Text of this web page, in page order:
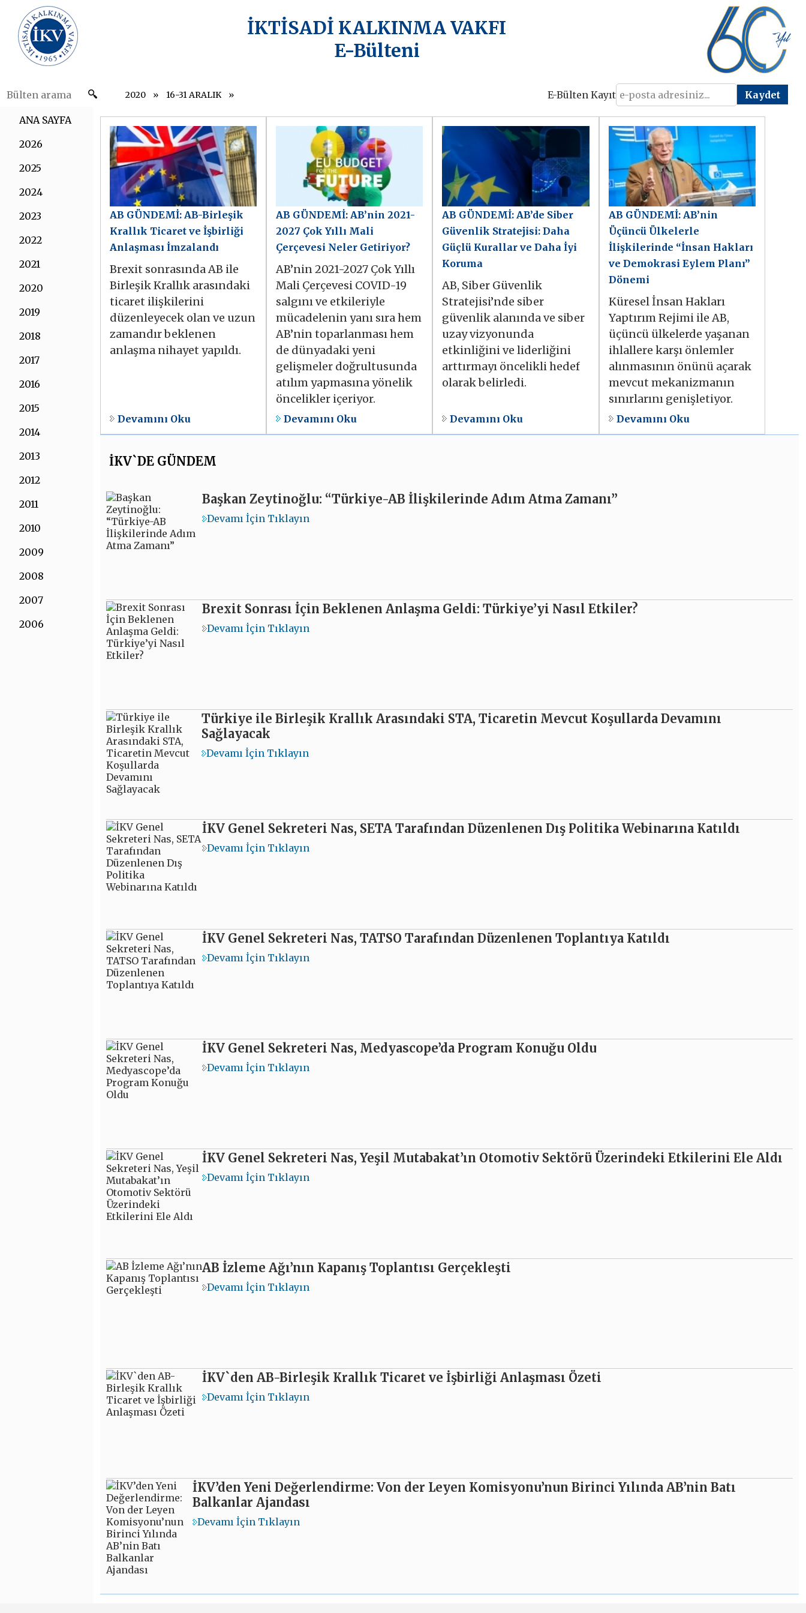
İKTİSADİ KALKINMA VAKFI
E-Bülteni
2020 16-31 ARALIK E-Bülten Kayıt
ANA SAYFA
2026
2025
2024
2023
2022
2021
2020
2019
2018
2017
2016
2015
2014
2013
2012
2011
2010
2009
2008
2007
2006
AB GÜNDEMİ: AB-Birleşik
Krallık Ticaret ve İşbirliği
Anlaşması İmzalandı
Brexit sonrasında AB ile
Birleşik Krallık arasındaki
ticaret ilişkilerini
düzenleyecek olan ve uzun
zamandır beklenen
anlaşma nihayet yapıldı.
Devamını Oku
AB GÜNDEMİ: AB’nin 2021-
2027 Çok Yıllı Mali
Çerçevesi Neler Getiriyor?
AB’nin 2021-2027 Çok Yıllı
Mali Çerçevesi COVID-19
salgını ve etkileriyle
mücadelenin yanı sıra hem
AB’nin toparlanması hem
de dünyadaki yeni
gelişmeler doğrultusunda
atılım yapmasına yönelik
öncelikler içeriyor.
Devamını Oku
AB GÜNDEMİ: AB’de Siber
Güvenlik Stratejisi: Daha
Güçlü Kurallar ve Daha İyi
Koruma
AB, Siber Güvenlik
Stratejisi’nde siber
güvenlik alanında ve siber
uzay vizyonunda
etkinliğini ve liderliğini
arttırmayı öncelikli hedef
olarak belirledi.
Devamını Oku
AB GÜNDEMİ: AB’nin
Üçüncü Ülkelerle
İlişkilerinde “İnsan Hakları
ve Demokrasi Eylem Planı”
Dönemi
Küresel İnsan Hakları
Yaptırım Rejimi ile AB,
üçüncü ülkelerde yaşanan
ihlallere karşı önlemler
alınmasının önünü açarak
mevcut mekanizmanın
sınırlarını genişletiyor.
Devamını Oku
İKV`DE GÜNDEM
Başkan Zeytinoğlu: “Türkiye-AB İlişkilerinde Adım Atma Zamanı”
Devamı İçin Tıklayın
Brexit Sonrası İçin Beklenen Anlaşma Geldi: Türkiye’yi Nasıl Etkiler?
Devamı İçin Tıklayın
Türkiye ile Birleşik Krallık Arasındaki STA, Ticaretin Mevcut Koşullarda Devamını
Sağlayacak
Devamı İçin Tıklayın
İKV Genel Sekreteri Nas, SETA Tarafından Düzenlenen Dış Politika Webinarına Katıldı
Devamı İçin Tıklayın
İKV Genel Sekreteri Nas, TATSO Tarafından Düzenlenen Toplantıya Katıldı
Devamı İçin Tıklayın
İKV Genel Sekreteri Nas, Medyascope’da Program Konuğu Oldu
Devamı İçin Tıklayın
İKV Genel Sekreteri Nas, Yeşil Mutabakat’ın Otomotiv Sektörü Üzerindeki Etkilerini Ele Aldı
Devamı İçin Tıklayın
AB İzleme Ağı’nın Kapanış Toplantısı Gerçekleşti
Devamı İçin Tıklayın
İKV`den AB-Birleşik Krallık Ticaret ve İşbirliği Anlaşması Özeti
Devamı İçin Tıklayın
İKV’den Yeni Değerlendirme: Von der Leyen Komisyonu’nun Birinci Yılında AB’nin Batı
Balkanlar Ajandası
Devamı İçin Tıklayın